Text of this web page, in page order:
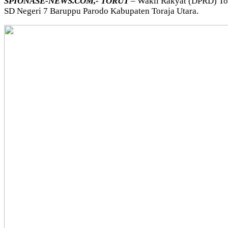
SD Negeri 7 Baruppu Parodo Kabupaten Toraja Utara.